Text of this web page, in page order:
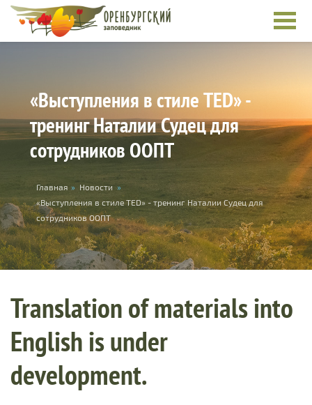
Skip to main content
«Выступления в стиле TED» -
тренинг Наталии Судец для
сотрудников ООПТ
You are here
Главная » Новости »
«Выступления в стиле TED» - тренинг Наталии Судец для
сотрудников ООПТ
Translation of materials into
English is under
development.